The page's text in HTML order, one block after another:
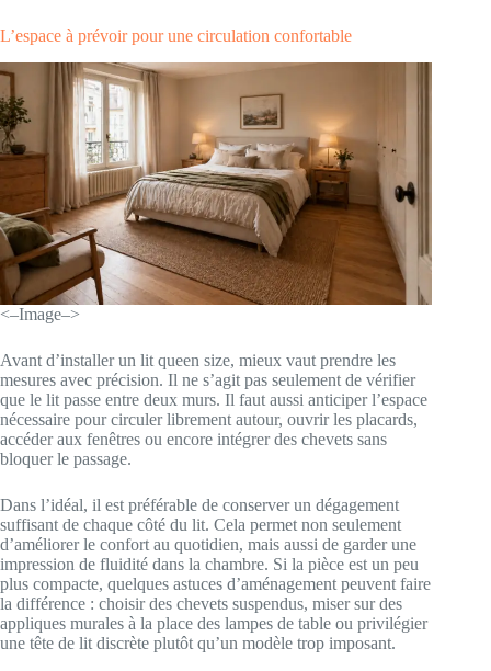
L’espace à prévoir pour une circulation confortable
<–Image–>
Avant d’installer un lit queen size, mieux vaut prendre les
mesures avec précision. Il ne s’agit pas seulement de vérifier
que le lit passe entre deux murs. Il faut aussi anticiper l’espace
nécessaire pour circuler librement autour, ouvrir les placards,
accéder aux fenêtres ou encore intégrer des chevets sans
bloquer le passage.
Dans l’idéal, il est préférable de conserver un dégagement
suffisant de chaque côté du lit. Cela permet non seulement
d’améliorer le confort au quotidien, mais aussi de garder une
impression de fluidité dans la chambre. Si la pièce est un peu
plus compacte, quelques astuces d’aménagement peuvent faire
la différence : choisir des chevets suspendus, miser sur des
appliques murales à la place des lampes de table ou privilégier
une tête de lit discrète plutôt qu’un modèle trop imposant.